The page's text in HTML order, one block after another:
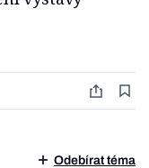
Odebírat téma